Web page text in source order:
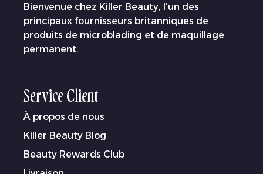
Bienvenue chez Killer Beauty, l’un des
principaux fournisseurs britanniques de
produits de microblading et de maquillage
permanent.
Service Client
À propos de nous
Killer Beauty Blog
Beauty Rewards Club